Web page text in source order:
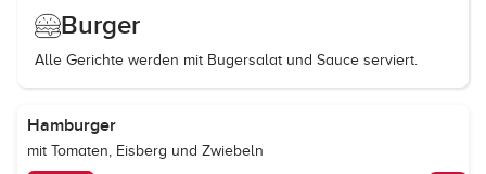
Burger
Alle Gerichte werden mit Bugersalat und Sauce serviert.
Hamburger
mit Tomaten, Eisberg und Zwiebeln